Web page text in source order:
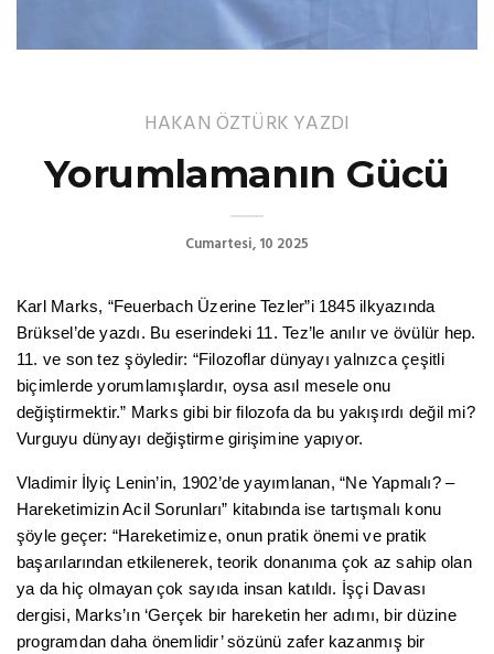
HAKAN ÖZTÜRK YAZDI
Yorumlamanın Gücü
Cumartesi, 10 2025
Karl Marks, “Feuerbach Üzerine Tezler”i 1845 ilkyazında
Brüksel’de yazdı. Bu eserindeki 11. Tez’le anılır ve övülür hep.
11. ve son tez şöyledir: “Filozoflar dünyayı yalnızca çeşitli
biçimlerde yorumlamışlardır, oysa asıl mesele onu
değiştirmektir.” Marks gibi bir filozofa da bu yakışırdı değil mi?
Vurguyu dünyayı değiştirme girişimine yapıyor.
Vladimir İlyiç Lenin’in, 1902’de yayımlanan, “Ne Yapmalı? –
Hareketimizin Acil Sorunları” kitabında ise tartışmalı konu
şöyle geçer: “Hareketimize, onun pratik önemi ve pratik
başarılarından etkilenerek, teorik donanıma çok az sahip olan
ya da hiç olmayan çok sayıda insan katıldı. İşçi Davası
dergisi, Marks’ın ‘Gerçek bir hareketin her adımı, bir düzine
programdan daha önemlidir’ sözünü zafer kazanmış bir